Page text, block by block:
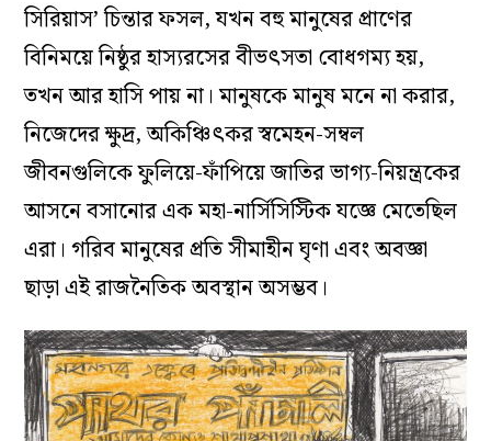
সিরিয়াস’ চিন্তার ফসল, যখন বহু মানুষের প্রাণের
বিনিময়ে নিষ্ঠুর হাস্যরসের বীভৎসতা বোধগম্য হয়,
তখন আর হাসি পায় না। মানুষকে মানুষ মনে না করার,
নিজেদের ক্ষুদ্র, অকিঞ্চিৎকর স্বমেহন-সম্বল
জীবনগুলিকে ফুলিয়ে-ফাঁপিয়ে জাতির ভাগ্য-নিয়ন্ত্রকের
আসনে বসানোর এক মহা-নার্সিসিস্টিক যজ্ঞে মেতেছিল
এরা। গরিব মানুষের প্রতি সীমাহীন ঘৃণা এবং অবজ্ঞা
ছাড়া এই রাজনৈতিক অবস্থান অসম্ভব।